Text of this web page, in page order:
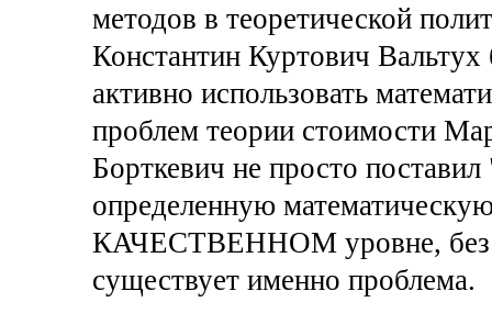
методов в теоретической
Константин Куртович
активно использовать
проблем теории стоимости
Борткевич не просто
определенную
КАЧЕСТВЕННОМ уровне, без
существует именно проблема.